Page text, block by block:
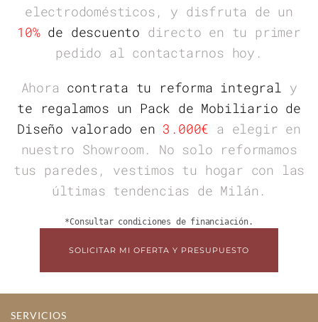
electrodomésticos, y disfruta de un
10%de descuento directo en tu primer
pedido al contactarnos hoy.
Ahora contrata tu reforma integral
y
te regalamos un Pack de Mobiliario de
Diseño valorado en 3.000€ a elegir en
nuestro Showroom. No solo reformamos
tus paredes, vestimos tu hogar con las
últimas tendencias de Milán.
*Consultar condiciones de financiación.
SOLICITAR MI OFERTA Y PRESUPUESTO
SERVICIOS